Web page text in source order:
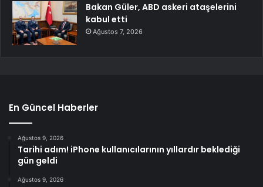
Bakan Güler, ABD askeri ataşelerini
kabul etti
Ağustos 7, 2026
En Güncel Haberler
Ağustos 9, 2026
Tarihi adım! iPhone kullanıcılarının yıllardır beklediği
gün geldi
Ağustos 9, 2026